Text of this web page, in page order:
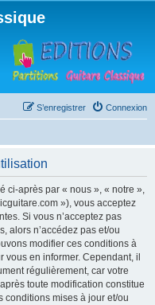
Connexion
S’enregistrer
ci-après par « nous », « notre »,
»), vous acceptez
Si vous n’acceptez pas
alors n’accédez pas et/ou
modifier ces conditions à
vous en informer. Cependant, il
régulièrement, car votre
toute modification constitue
conditions mises à jour et/ou